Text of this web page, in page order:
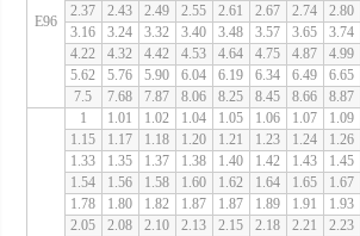
E96
2.80
2.74
2.67
2.61
2.55
2.49
2.43
2.37
3.74
3.65
3.57
3.48
3.40
3.32
3.24
3.16
4.99
4.87
4.75
4.64
4.53
4.42
4.32
4.22
6.65
6.49
6.34
6.19
6.04
5.90
5.76
5.62
8.87
8.66
8.45
8.25
8.06
7.87
7.68
7.5
1.09
1.07
1.06
1.05
1.04
1.02
1.01
1
1.26
1.24
1.23
1.21
1.20
1.18
1.17
1.15
1.45
1.43
1.42
1.40
1.38
1.37
1.35
1.33
1.67
1.65
1.64
1.62
1.60
1.58
1.56
1.54
1.93
1.91
1.89
1.87
1.87
1.82
1.80
1.78
2.23
2.21
2.18
2.15
2.13
2.10
2.08
2.05